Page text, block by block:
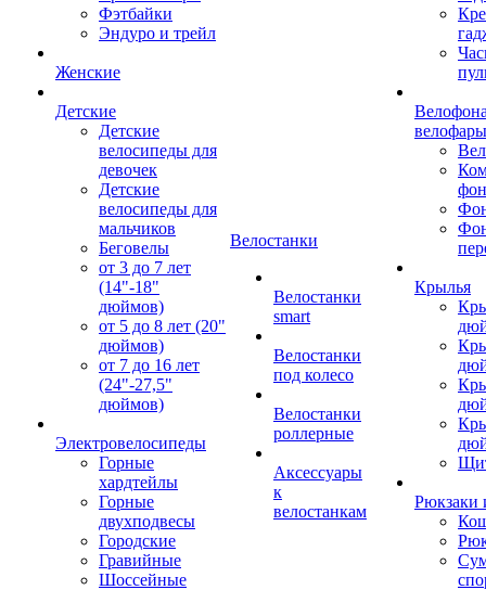
Фэтбайки
Эндуро и трейл
Женские
Детские
Детские
велосипеды для
девочек
Детские
велосипеды для
мальчиков
Беговелы
от 3 до 7 лет
(14"-18"
дюймов)
от 5 до 8 лет (20"
дюймов)
от 7 до 16 лет
(24"-27,5"
дюймов)
Электровелосипеды
Горные
хардтейлы
Горные
двухподвесы
Городские
Гравийные
Шоссейные
Велостанки
Велостанки
smart
Велостанки
под колесо
Велостанки
роллерные
Аксессуары
к
велостанкам
велофары
Крылья
Рюкзаки